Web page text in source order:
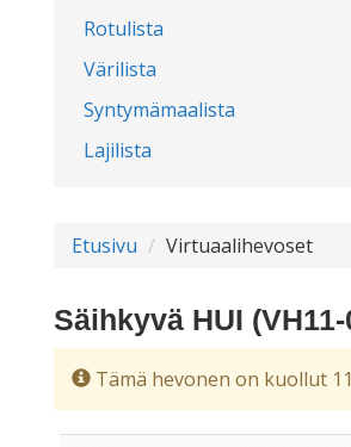
Rotulista
Värilista
Syntymämaalista
Lajilista
Etusivu Virtuaalihevoset
Säihkyvä HUI
Tämä hevonen on kuollut